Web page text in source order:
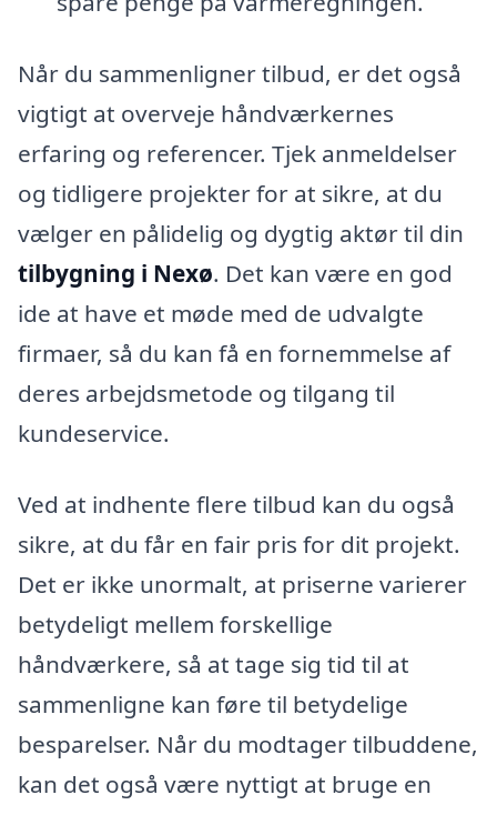
Når du sammenligner tilbud, er det også
vigtigt at overveje håndværkernes
erfaring og referencer. Tjek anmeldelser
og tidligere projekter for at sikre, at du
vælger en pålidelig og dygtig aktør til din
tilbygning i Nexø. Det kan være en god
ide at have et møde med de udvalgte
firmaer, så du kan få en fornemmelse af
deres arbejdsmetode og tilgang til
kundeservice.
Ved at indhente flere tilbud kan du også
sikre, at du får en fair pris for dit projekt.
Det er ikke unormalt, at priserne varierer
betydeligt mellem forskellige
håndværkere, så at tage sig tid til at
sammenligne kan føre til betydelige
besparelser. Når du modtager tilbuddene,
kan det også være nyttigt at bruge en